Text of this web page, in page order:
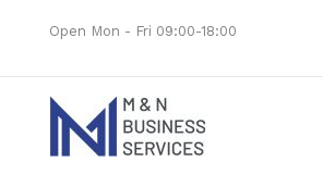
Open Mon - Fri 09:00-18:00